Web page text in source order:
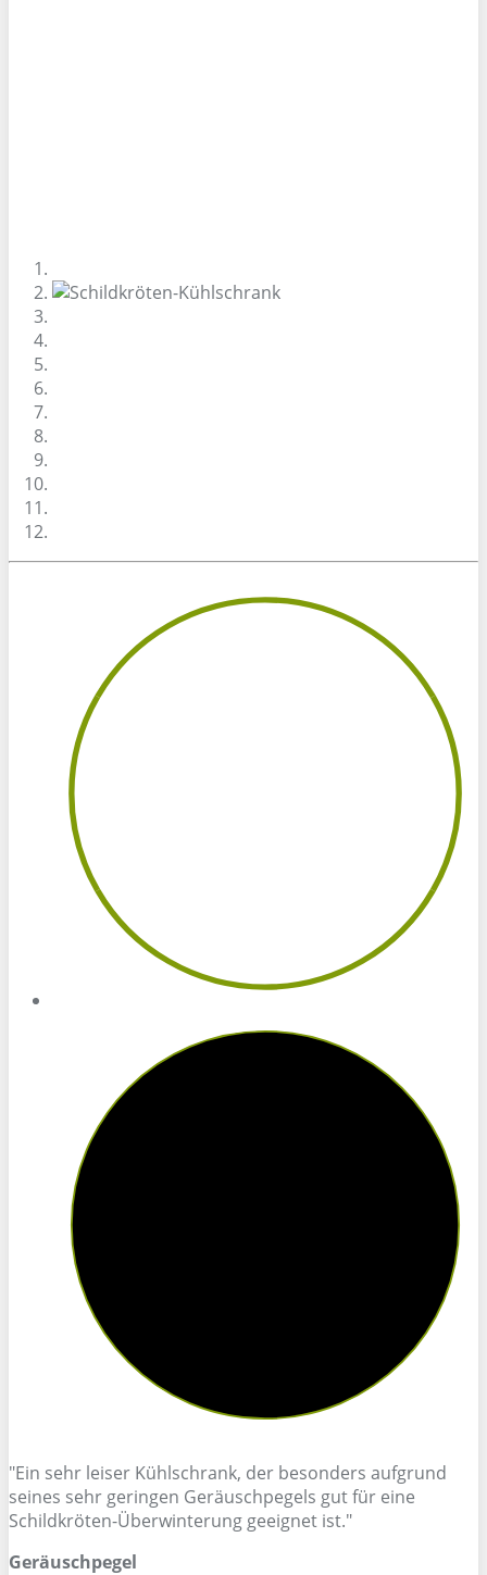
"Ein sehr leiser Kühlschrank, der besonders aufgrund
seines sehr geringen Geräuschpegels gut für eine
Schildkröten-Überwinterung geeignet ist."
Geräuschpegel